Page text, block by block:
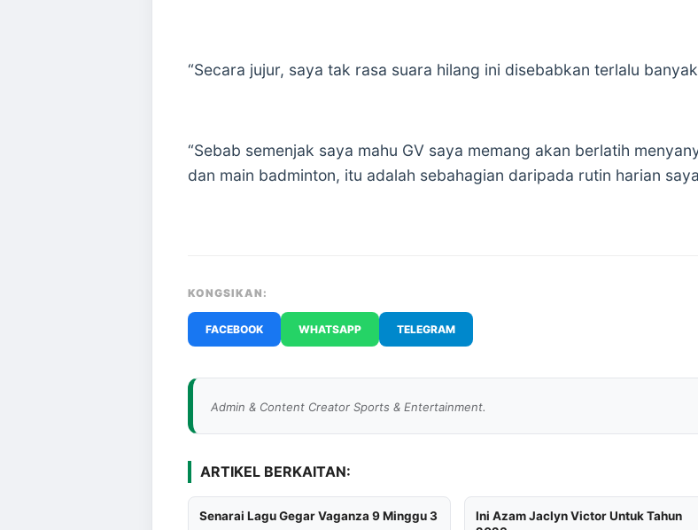
“Secara jujur, saya tak rasa suara hilang ini disebabkan terlalu
“Sebab semenjak saya mahu GV saya memang akan berlatih
dan main badminton, itu adalah sebahagian daripada rutin harian
KONGSIKAN:
FACEBOOK WHATSAPP TELEGRAM
Admin & Content Creator Sports & Entertainment.
ARTIKEL BERKAITAN:
Senarai Lagu Gegar Vaganza 9 Minggu 3
Ini Azam Jaclyn Victor Untuk Tahun